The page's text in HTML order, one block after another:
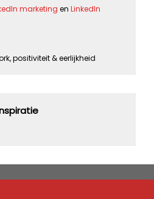
marketing en LinkedIn
positiviteit & eerlijkheid